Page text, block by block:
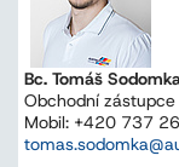
Bc. Tomáš
Obchodní
Mobil: +420 737